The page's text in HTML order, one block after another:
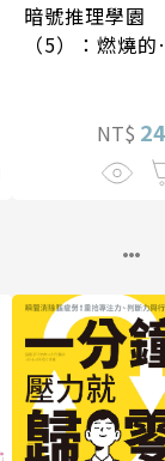
暗號推理學園
（5）：燃燒的
NT$